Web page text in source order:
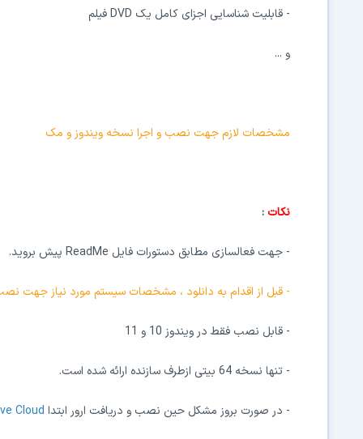
- قابلیت شناسایی اجزای کامل یک DVD‌ فیلم
و ...
مشخصات لازم جهت نصب و اجرا نسخه ویندوز و مک
نکات :
- جهت فعالسازی مطابق دستورات فایل ReadMe پیش بروید.
- قبل از اقدام به دانلود ، مشخصات سیستم مورد نیاز جهت نصب
- قابل نصب فقط در ویندوز 10 و 11
- تنها نسخه 64 بیتی ازطرف سازنده ارائه شده است.
- در صورت بروز مشکل حین نصب و دریافت ارور ابتدا Cloud